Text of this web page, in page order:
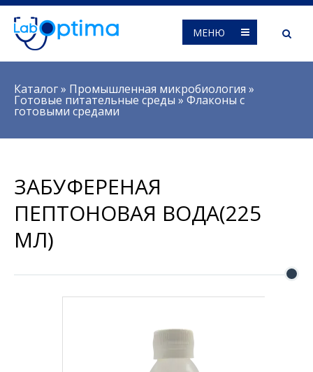
МЕНЮ
Вы здесь
Каталог» Промышленная микробиология »
Готовые питательные среды » Флаконы с
готовыми средами
ЗАБУФЕРЕНАЯ
ПЕПТОНОВАЯ ВОДА(225
МЛ)